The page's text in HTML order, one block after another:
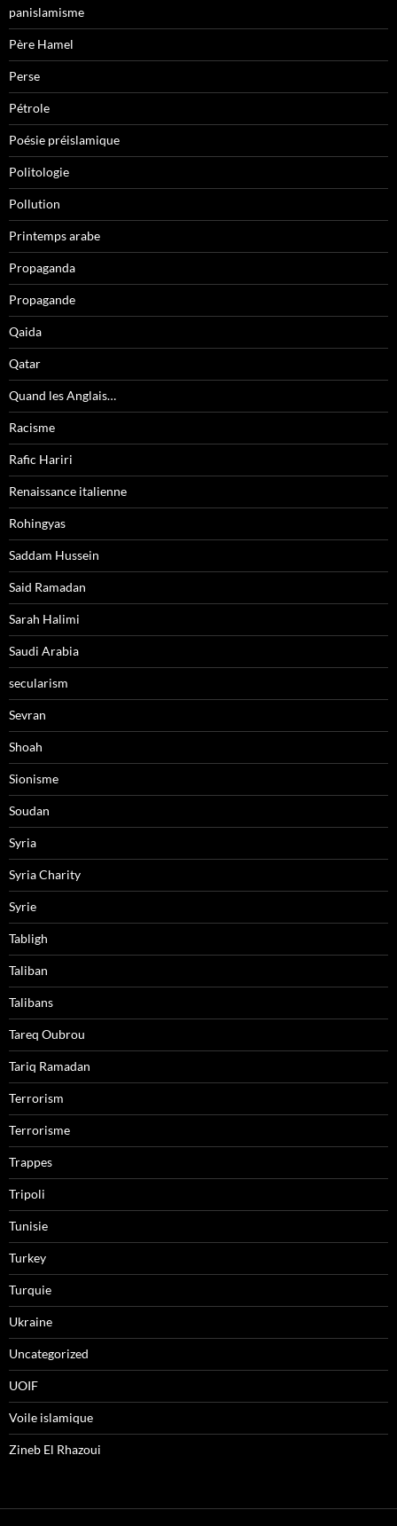
panislamisme
Père Hamel
Perse
Pétrole
Poésie préislamique
Politologie
Pollution
Printemps arabe
Propaganda
Propagande
Qaida
Qatar
Quand les Anglais…
Racisme
Rafic Hariri
Renaissance italienne
Rohingyas
Saddam Hussein
Said Ramadan
Sarah Halimi
Saudi Arabia
secularism
Sevran
Shoah
Sionisme
Soudan
Syria
Syria Charity
Syrie
Tabligh
Taliban
Talibans
Tareq Oubrou
Tariq Ramadan
Terrorism
Terrorisme
Trappes
Tripoli
Tunisie
Turkey
Turquie
Ukraine
Uncategorized
UOIF
Voile islamique
Zineb El Rhazoui